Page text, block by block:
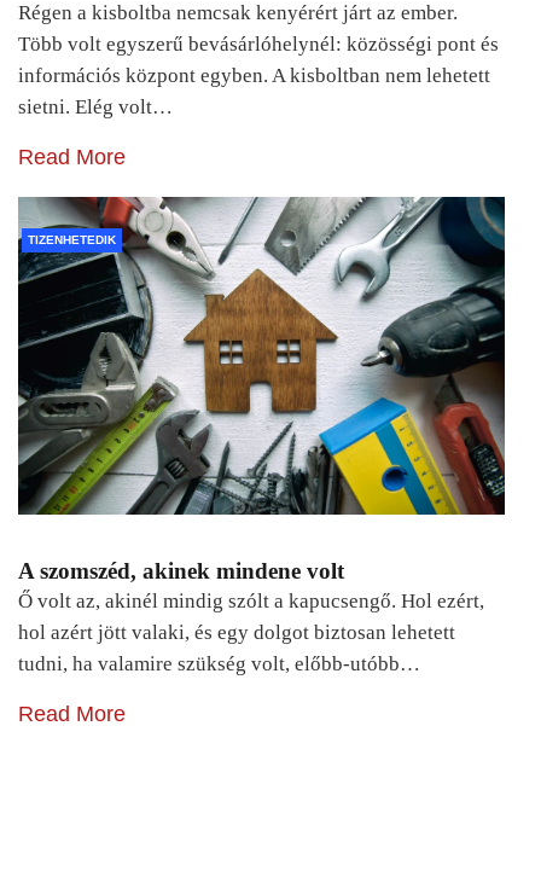
Régen a kisboltba nemcsak kenyérért járt az ember.
Több volt egyszerű bevásárlóhelynél: közösségi pont és
információs központ egyben. A kisboltban nem lehetett
sietni. Elég volt…
Read More
TIZENHETEDIK
A szomszéd, akinek mindene volt
Ő volt az, akinél mindig szólt a kapucsengő. Hol ezért,
hol azért jött valaki, és egy dolgot biztosan lehetett
tudni, ha valamire szükség volt, előbb-utóbb…
Read More